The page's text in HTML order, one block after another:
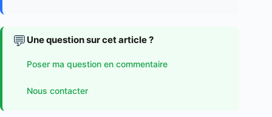
💬 Une question sur cet article ?
Poser ma question en commentaire
Nous contacter